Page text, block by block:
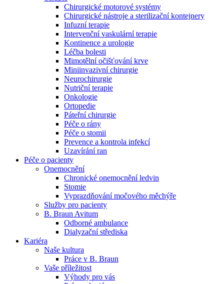
Odborné ambulance
Naše specializované ambulance jsou tu pro vás. Zvolte
specializaci a město, které potřebujete, a objednejte se do naší
ambulance.
Chirurgické motorové systémy
Chirurgické nástroje a sterilizační kontejnery
Infuzní terapie
Intervenční vaskulární terapie
Kontinence a urologie
Léčba bolesti
Mimotělní očišťování krve
Miniinvazivní chirurgie
Neurochirurgie
Nutriční terapie
Onkologie
Ortopedie
Páteřní chirurgie
Péče o rány
Péče o stomii
Prevence a kontrola infekcí
Uzavírání ran
Péče o pacienty
Onemocnění
Chronické onemocnění ledvin
Stomie
Vyprazdňování močového měchýře
Služby pro pacienty
B. Braun Avitum
Odborné ambulance
Dialyzační střediska
Kariéra
Naše kultura
Práce v B. Braun
Vaše příležitost​
Výhody pro vás